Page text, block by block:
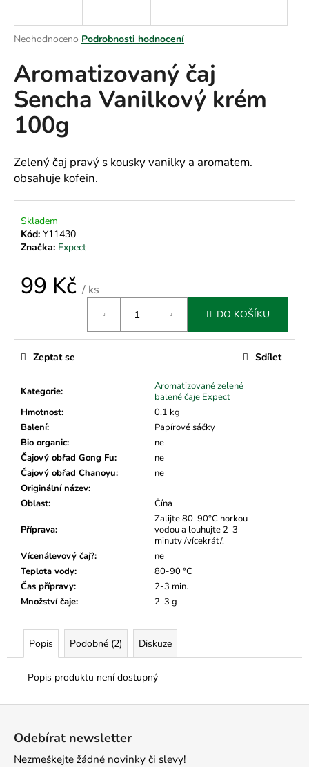
Průměrné
produktu
je
0,0
z
5
hvězdiček.
Neohodnoceno Podrobnosti hodnocení
Aromatizovaný čaj
Sencha Vanilkový krém
100g
Zelený čaj pravý s kousky vanilky a aromatem.
obsahuje kofein.
Skladem
Kód: Y11430
Značka: Expect
99 Kč / ks
DO KOŠÍKU
Kategorie:
Aromatizované zelené
balené čaje Expect
Hmotnost:
0.1 kg
Balení:
Papírové sáčky
Bio organic:
ne
Čajový obřad Gong Fu:
ne
Čajový obřad Chanoyu:
ne
Originální název:
Oblast: Čína
Příprava:
Zalijte 80-90°C horkou
vodou a louhujte 2-3
minuty /vícekrát/.
Vícenálevový čaj?:
ne
Teplota vody:
80-90 °C
Čas přípravy:
2-3 min.
Množství čaje: 2-3 g
Zeptat se Sdílet
Popis Podobné (2) Diskuze
Popis produktu není dostupný
j
t
?
HLEDAT
D
o
p
o
u
j
Odebírat newsletter
Nezmeškejte žádné novinky či slevy!